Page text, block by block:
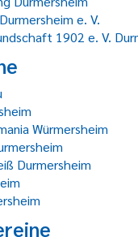
e. V.
1902 e. V.
Würmersheim
Durmersheim